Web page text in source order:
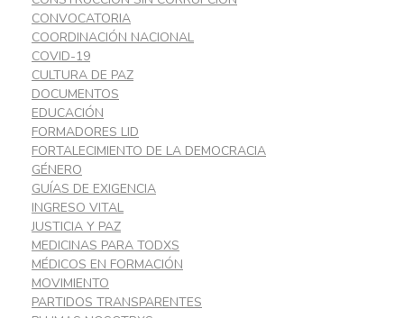
CONVOCATORIA
COORDINACIÓN NACIONAL
COVID-19
CULTURA DE PAZ
DOCUMENTOS
EDUCACIÓN
FORMADORES LID
FORTALECIMIENTO DE LA DEMOCRACIA
GÉNERO
GUÍAS DE EXIGENCIA
INGRESO VITAL
JUSTICIA Y PAZ
MEDICINAS PARA TODXS
MÉDICOS EN FORMACIÓN
MOVIMIENTO
PARTIDOS TRANSPARENTES